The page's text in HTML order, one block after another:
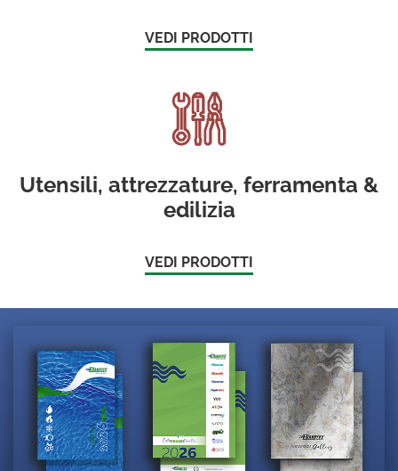
VEDI PRODOTTI
Utensili, attrezzature, ferramenta &
edilizia
VEDI PRODOTTI